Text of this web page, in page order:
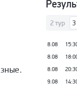
2 тур
8.08
8.08
8.08
9.08